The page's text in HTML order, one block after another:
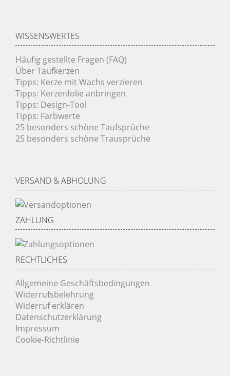
WISSENSWERTES
Häufig gestellte Fragen (FAQ)
Über Taufkerzen
Tipps: Kerze mit Wachs verzieren
Tipps: Kerzenfolie anbringen
Tipps: Design-Tool
Tipps: Farbwerte
25 besonders schöne Taufsprüche
25 besonders schöne Trausprüche
VERSAND & ABHOLUNG
ZAHLUNG
RECHTLICHES
Allgemeine Geschäftsbedingungen
Widerrufsbelehrung
Widerruf erklären
Datenschutzerklärung
Impressum
Cookie-Richtlinie